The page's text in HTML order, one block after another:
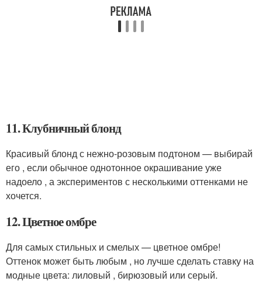
11. Клубничный блонд
Красивый блонд с нежно-розовым подтоном — выбирай
его , если обычное однотонное окрашивание уже
надоело , а экспериментов с несколькими оттенками не
хочется.
12. Цветное омбре
Для самых стильных и смелых — цветное омбре!
Оттенок может быть любым , но лучше сделать ставку на
модные цвета: лиловый , бирюзовый или серый.